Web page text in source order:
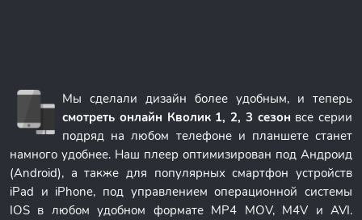
Мы сделали дизайн более удобным, и теперь
смотреть онлайн Кволик 1, 2, 3 сезон все серии
подряд на любом телефоне и планшете станет
намного удобнее. Наш плеер оптимизирован под Андроид
(Android), а также для популярных смартфон устройств
iPad и iPhone, под управлением операционной системы
IOS в любом удобном формате MP4 MOV, M4V и AVI.